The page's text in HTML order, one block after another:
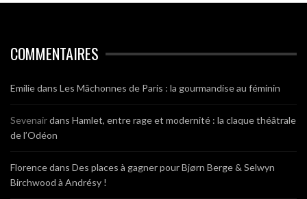
COMMENTAIRES
Emiliedans Les Mâchonnes de Paris : la gourmandise au féminin
Sevenairdans Hamlet, entre rage et modernité : la claque théâtrale
de l’Odéon
Florencedans Des places à gagner pour Bjørn Berge & Selwyn
Birchwood à Andrésy !